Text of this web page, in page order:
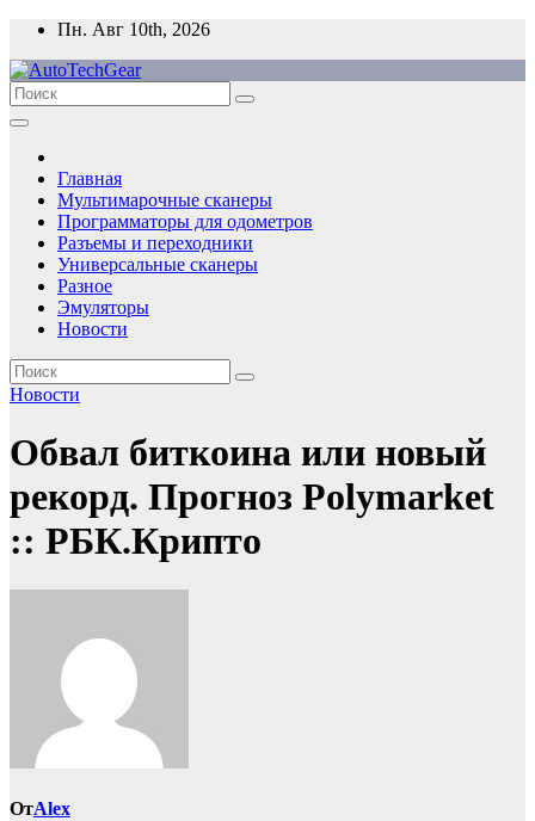
Перейти
содержимому
Пн. Авг 10th, 2026
Главная
Мультимарочные сканеры
Программаторы для одометров
Разъемы и переходники
Универсальные сканеры
Разное
Эмуляторы
Новости
Новости
Обвал биткоина или новый
рекорд. Прогноз Polymarket
:: РБК.Крипто
ОтAlex